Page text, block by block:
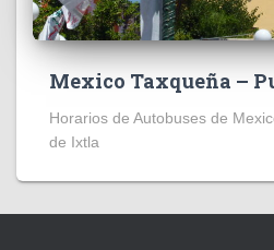
Mexico Taxqueña –
Horarios de Autobuses de
de Ixtla